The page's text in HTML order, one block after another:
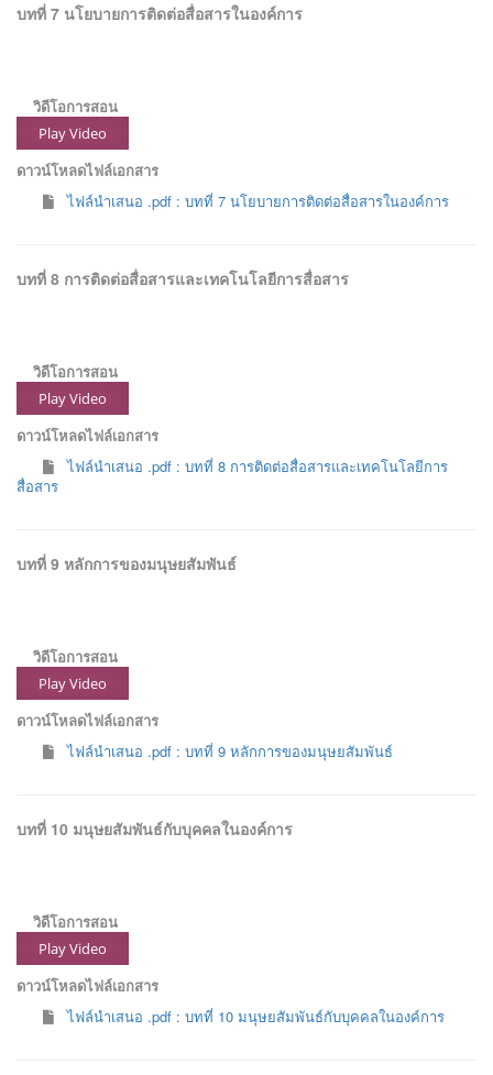
บทที่ 7 นโยบายการติดต่อสื่อสารในองค์การ
วิดีโอการสอน
Play Video
ดาวน์โหลดไฟล์เอกสาร
ไฟล์นำเสนอ .pdf : บทที่ 7 นโยบายการติดต่อสื่อสารในองค์การ
บทที่ 8 การติดต่อสื่อสารและเทคโนโลยีการสื่อสาร
วิดีโอการสอน
Play Video
ดาวน์โหลดไฟล์เอกสาร
ไฟล์นำเสนอ .pdf : บทที่ 8 การติดต่อสื่อสารและเทคโนโลยีการ
สื่อสาร
บทที่ 9 หลักการของมนุษยสัมพันธ์
วิดีโอการสอน
Play Video
ดาวน์โหลดไฟล์เอกสาร
ไฟล์นำเสนอ .pdf : บทที่ 9 หลักการของมนุษยสัมพันธ์
บทที่ 10 มนุษยสัมพันธ์กับบุคคลในองค์การ
วิดีโอการสอน
Play Video
ดาวน์โหลดไฟล์เอกสาร
ไฟล์นำเสนอ .pdf : บทที่ 10 มนุษยสัมพันธ์กับบุคคลในองค์การ